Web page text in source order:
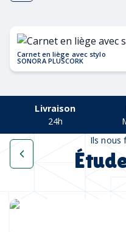
Carnet en liège avec stylo
SONORA PLUSCORK
Livraison
24h
Ils nous
Chapeaux de